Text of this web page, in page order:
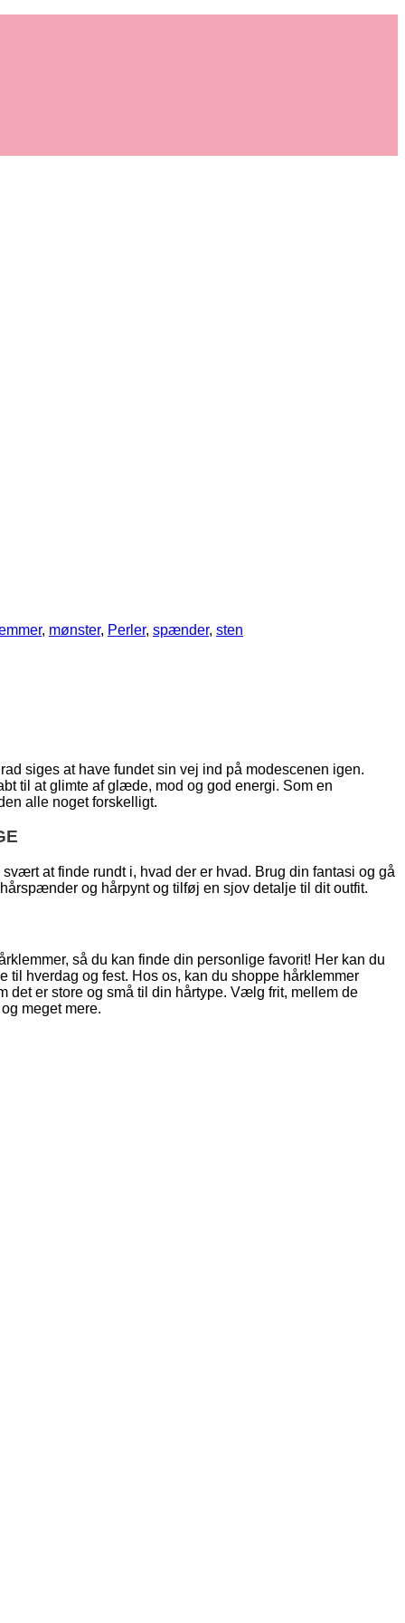
, mønster, Perler, spænder, sten
siges at have fundet sin vej ind på modescenen igen.
til at glimte af glæde, mod og god energi. Som en
alle noget forskelligt.
at finde rundt i, hvad der er hvad. Brug din fantasi og gå
og hårpynt og tilføj en sjov detalje til dit outfit.
så du kan finde din personlige favorit! Her kan du
til hverdag og fest. Hos os, kan du shoppe hårklemmer
det er store og små til din hårtype. Vælg frit, mellem de
meget mere.